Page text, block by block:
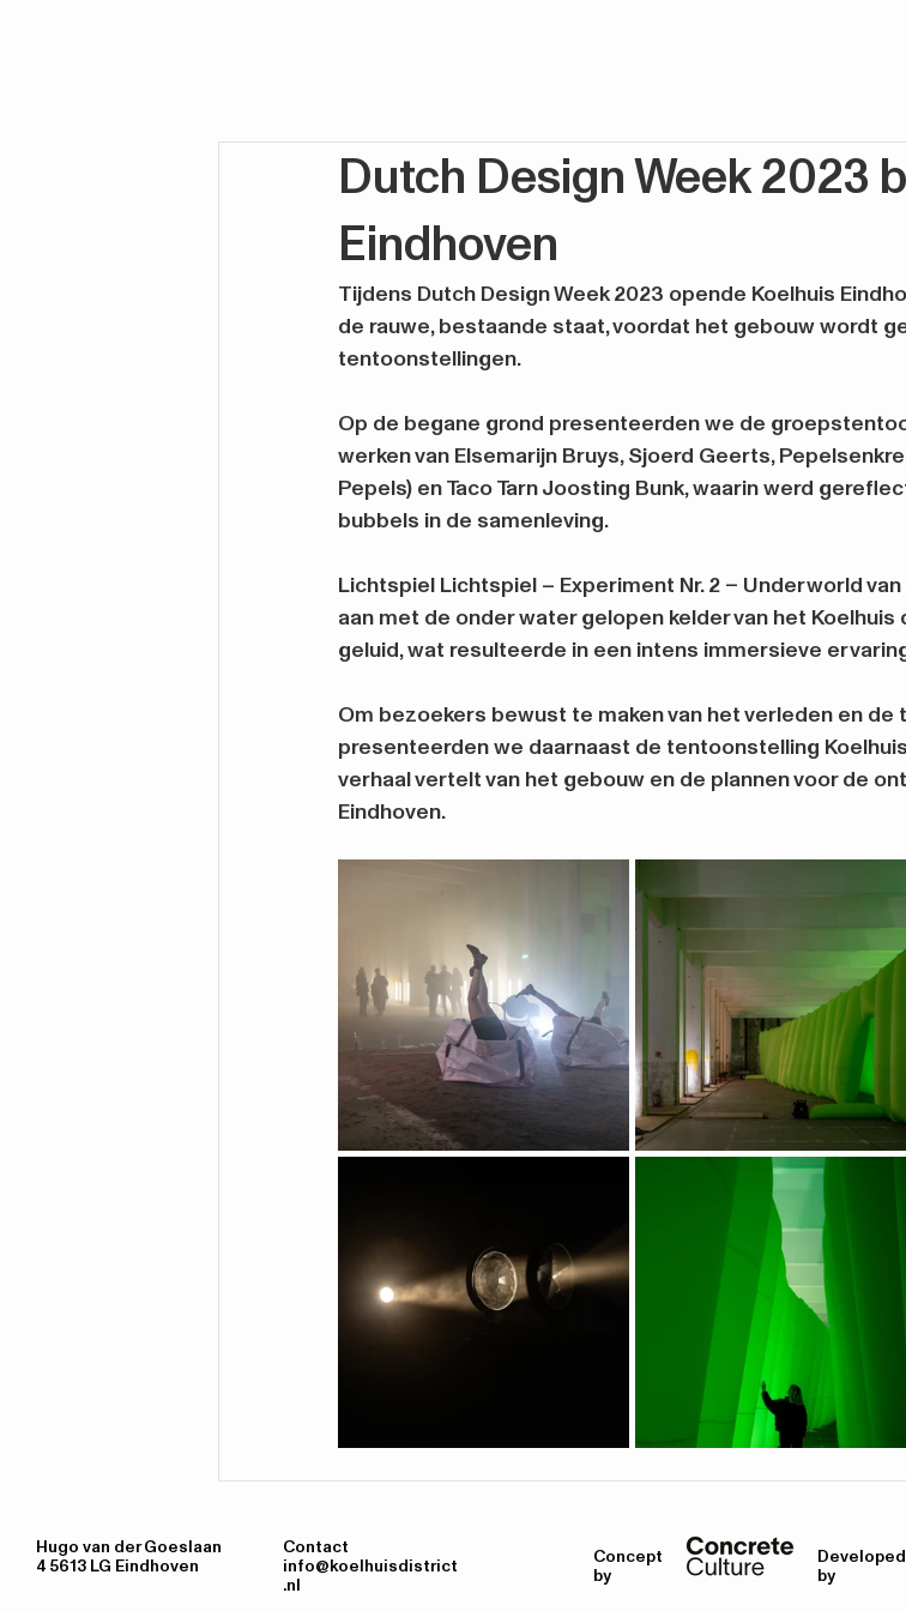
Dutch Design Week 2023
Eindhoven
Tijdens Dutch Design Week 2023 opende Koelhuis
de rauwe, bestaande staat, voordat het gebouw wordt
tentoonstellingen.
Op de begane grond presenteerden we de
werken van Elsemarijn Bruys, Sjoerd Geerts,
Pepels) en Taco Tarn Joosting Bunk, waarin werd
bubbels in de samenleving.
Lichtspiel Lichtspiel – Experiment Nr. 2 – Underworld
aan met de onder water gelopen kelder van het Koelhuis
geluid, wat resulteerde in een intens immersieve
Om bezoekers bewust te maken van het verleden en de
presenteerden we daarnaast de tentoonstelling
verhaal vertelt van het gebouw en de plannen voor de
Eindhoven.
Hugo van der Goeslaan
4 5613 LG Eindhoven
Contact
info@koelhuisdistrict
.nl
Concept
by
Developed
by